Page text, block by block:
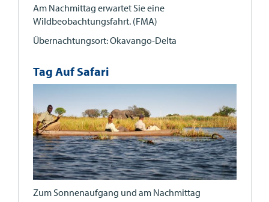
Am Nachmittag erwartet Sie eine
Wildbeobachtungsfahrt. (FMA)
Übernachtungsort: Okavango-Delta
Tag Auf Safari
Zum Sonnenaufgang und am Nachmittag